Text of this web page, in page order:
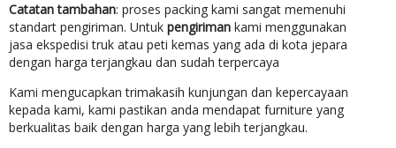
Catatan tambahan: proses packing kami sangat memenuhi
standart pengiriman. Untuk pengiriman kami menggunakan
jasa ekspedisi truk atau peti kemas yang ada di kota jepara
dengan harga terjangkau dan sudah terpercaya
Kami mengucapkan trimakasih kunjungan dan kepercayaan
kepada kami, kami pastikan anda mendapat furniture yang
berkualitas baik dengan harga yang lebih terjangkau.